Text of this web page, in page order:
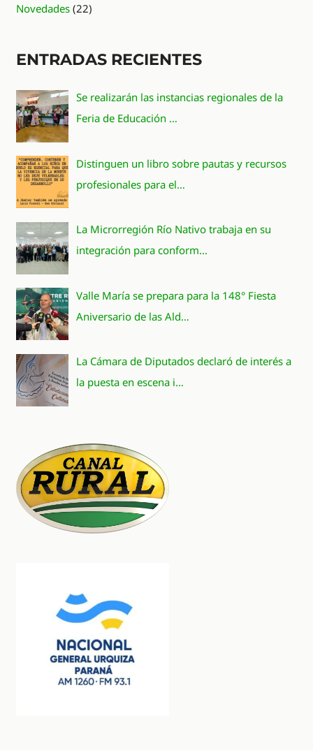
Novedades (22)
ENTRADAS RECIENTES
Se realizarán las instancias regionales de la
Feria de Educación …
Distinguen un libro sobre pautas y recursos
profesionales para el…
La Microrregión Río Nativo trabaja en su
integración para conform…
Valle María se prepara para la 148° Fiesta
Aniversario de las Ald…
La Cámara de Diputados declaró de interés a
la puesta en escena i…